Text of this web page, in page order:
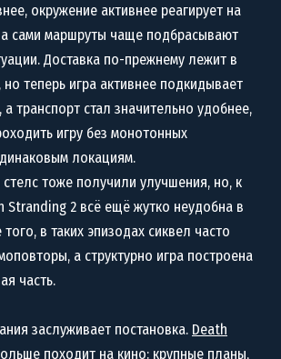
окружение активнее реагирует на
а сами маршруты чаще подбрасывают
Доставка по-прежнему лежит в
теперь игра активнее подкидывает
транспорт стал значительно удобнее,
игру без монотонных
локациям.
стелс тоже получили улучшения, но, к
Stranding 2 всё ещё жутко неудобна в
в таких эпизодах сиквел часто
а структурно игра построена
часть.
заслуживает постановка. Death
походит на кино: крупные планы,